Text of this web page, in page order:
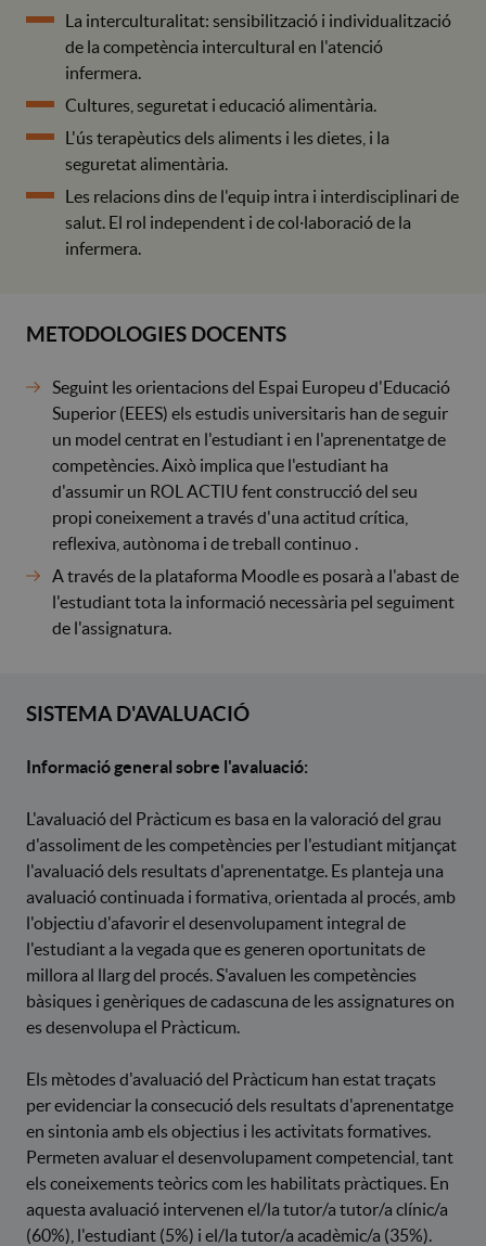
La interculturalitat: sensibilització i individualització
de la competència intercultural en l'atenció
infermera.
Cultures, seguretat i educació alimentària.
L'ús terapèutics dels aliments i les dietes, i la
seguretat alimentària.
Les relacions dins de l'equip intra i interdisciplinari de
salut. El rol independent i de col·laboració de la
infermera.
METODOLOGIES DOCENTS
Seguint les orientacions del Espai Europeu d'Educació
Superior (EEES) els estudis universitaris han de seguir
un model centrat en l'estudiant i en l'aprenentatge de
competències. Això implica que l'estudiant ha
d'assumir un ROL ACTIU fent construcció del seu
propi coneixement a través d'una actitud crítica,
reflexiva, autònoma i de treball continuo .
A través de la plataforma Moodle es posarà a l'abast de
l'estudiant tota la informació necessària pel seguiment
de l'assignatura.
SISTEMA D'AVALUACIÓ
Informació general sobre l'avaluació:
L'avaluació del Pràcticum es basa en la valoració del grau
d'assoliment de les competències per l'estudiant mitjançat
l'avaluació dels resultats d'aprenentatge. Es planteja una
avaluació continuada i formativa, orientada al procés, amb
l'objectiu d'afavorir el desenvolupament integral de
l'estudiant a la vegada que es generen oportunitats de
millora al llarg del procés. S'avaluen les competències
bàsiques i genèriques de cadascuna de les assignatures on
es desenvolupa el Pràcticum.
Els mètodes d'avaluació del Pràcticum han estat traçats
per evidenciar la consecució dels resultats d'aprenentatge
en sintonia amb els objectius i les activitats formatives.
Permeten avaluar el desenvolupament competencial, tant
els coneixements teòrics com les habilitats pràctiques. En
aquesta avaluació intervenen el/la tutor/a tutor/a clínic/a
(60%), l'estudiant (5%) i el/la tutor/a acadèmic/a (35%).